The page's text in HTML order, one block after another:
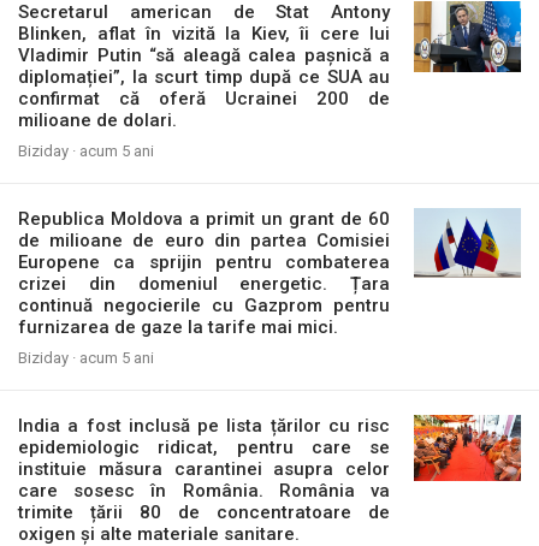
Secretarul american de Stat Antony
Blinken, aflat în vizită la Kiev, îi cere lui
Vladimir Putin “să aleagă calea pașnică a
diplomației”, la scurt timp după ce SUA au
confirmat că oferă Ucrainei 200 de
milioane de dolari.
Biziday · acum 5 ani
Republica Moldova a primit un grant de 60
de milioane de euro din partea Comisiei
Europene ca sprijin pentru combaterea
crizei din domeniul energetic. Țara
continuă negocierile cu Gazprom pentru
furnizarea de gaze la tarife mai mici.
Biziday · acum 5 ani
India a fost inclusă pe lista țărilor cu risc
epidemiologic ridicat, pentru care se
instituie măsura carantinei asupra celor
care sosesc în România. România va
trimite țării 80 de concentratoare de
oxigen și alte materiale sanitare.